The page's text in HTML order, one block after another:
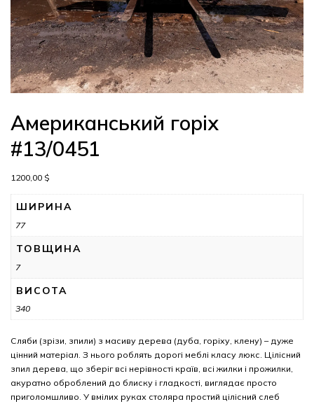
Американський горіх
#13/0451
1200,00 $
ШИРИНА
77
ТОВЩИНА
7
ВИСОТА
340
Сляби (зрізи, зпили) з масиву дерева (дуба, горіху, клену) – дуже
цінний матеріал. З нього роблять дорогі меблі класу люкс. Цілісний
зпил дерева, що зберіг всі нерівності країв, всі жилки і прожилки,
акуратно оброблений до блиску і гладкості, виглядає просто
приголомшливо. У вмілих руках столяра простий цілісний слеб